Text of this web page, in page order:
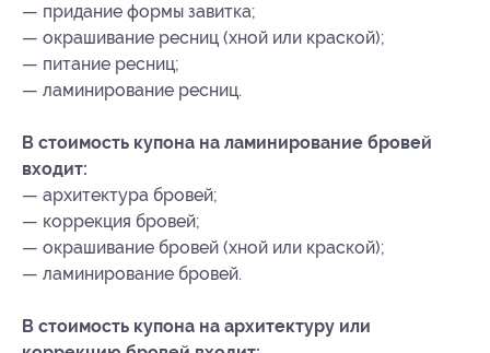
— придание формы завитка;
— окрашивание ресниц (хной или краской);
— питание ресниц;
— ламинирование ресниц.
В стоимость купона на ламинирование бровей
входит:
— архитектура бровей;
— коррекция бровей;
— окрашивание бровей (хной или краской);
— ламинирование бровей.
В стоимость купона на архитектуру или